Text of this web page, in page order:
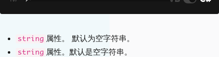
var
document = PdfDocument
string 属性。 默认为空字符串。
string 属性。默认是空字符串。